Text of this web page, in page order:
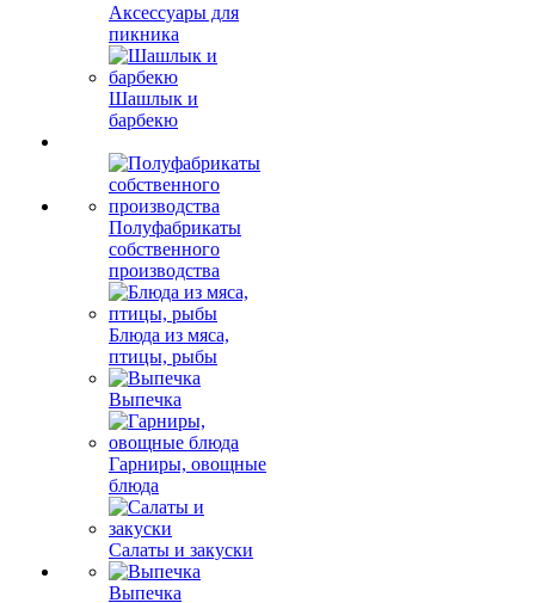
Аксессуары для
пикника
Шашлык и
барбекю
Полуфабрикаты
собственного
производства
Блюда из мяса,
птицы, рыбы
Выпечка
Гарниры, овощные
блюда
Салаты и закуски
Выпечка